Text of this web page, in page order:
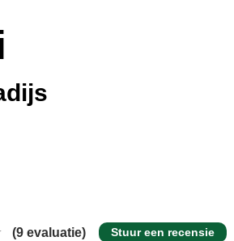
(9 evaluatie) Stuur een recensie